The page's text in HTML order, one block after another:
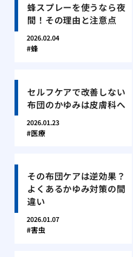
蜂スプレーを使うなら夜
間！その理由と注意点
2026.02.04
蜂
セルフケアで改善しない
布団のかゆみは皮膚科へ
2026.01.23
医療
その布団ケアは逆効果？
よくあるかゆみ対策の間
違い
2026.01.07
害虫